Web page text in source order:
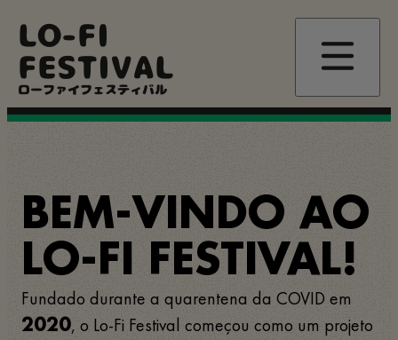
para
conteúdo
principal
LO-FI
FESTIVAL
ローファイフェスティバル
BEM-VINDO AO
LO-FI FESTIVAL!
Fundado durante a quarentena da COVID em
2020, o Lo-Fi Festival começou como um projeto